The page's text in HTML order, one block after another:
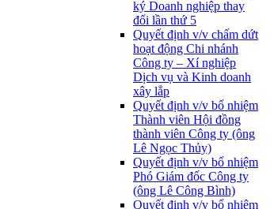
ký Doanh nghiệp thay
đổi lần thứ 5
Quyết định v/v chấm dứt
hoạt động Chi nhánh
Công ty – Xí nghiệp
Dịch vụ và Kinh doanh
xây lắp
Quyết định v/v bổ nhiệm
Thành viên Hội đồng
thành viên Công ty (ông
Lê Ngọc Thủy)
Quyết định v/v bổ nhiệm
Phó Giám đốc Công ty
(ông Lê Công Bình)
Quyết định v/v bổ nhiệm